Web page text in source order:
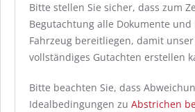
Bitte stellen Sie sicher, dass zum
Begutachtung alle Dokumente und
Fahrzeug bereitliegen, damit
vollständiges Gutachten erstellen
Bitte beachten Sie, dass
Idealbedingungen zu Abstrichen